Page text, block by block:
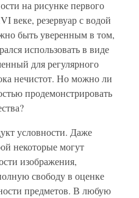
на рисунке первого
веке, резервуар с водой
быть уверенным в том,
использовать в виде
для регулярного
нечистот. Но можно ли
продемонстрировать
условности. Даже
некоторые могут
изображения,
свободу в оценке
предметов. В любую